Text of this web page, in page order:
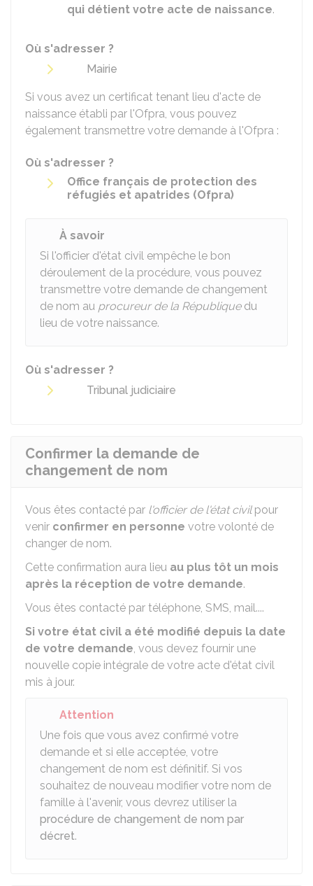
qui détient votre acte de naissance.
Où s'adresser ?
Mairie
Si vous avez un certificat tenant lieu d'acte de
naissance établi par l'Ofpra, vous pouvez
également transmettre votre demande à l'Ofpra :
Où s'adresser ?
Office français de protection des
réfugiés et apatrides (Ofpra)
À savoir
Si l'officier d'état civil empêche le bon
déroulement de la procédure, vous pouvez
transmettre votre demande de changement
de nom au procureur de la Républiquedu
lieu de votre naissance.
Où s'adresser ?
Tribunal judiciaire
Confirmer la demande de
changement de nom
Vous êtes contacté par l'officier de l'état civilpour
venir confirmer en personne votre volonté de
changer de nom.
Cette confirmation aura lieu au plus tôt un mois
après la réception de votre demande.
Vous êtes contacté par téléphone, SMS, mail....
Si votre état civil a été modifié depuis la date
de votre demande, vous devez fournir une
nouvelle copie intégrale de votre acte d'état civil
mis à jour.
Attention
Une fois que vous avez confirmé votre
demande et si elle acceptée, votre
changement de nom est définitif. Si vos
souhaitez de nouveau modifier votre nom de
famille à l'avenir, vous devrez utiliser la
procédure de changement de nom par
décret.